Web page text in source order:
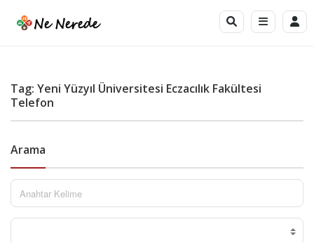
Tag: Yeni Yüzyıl Üniversitesi Eczacılık Fakültesi
Telefon
Arama